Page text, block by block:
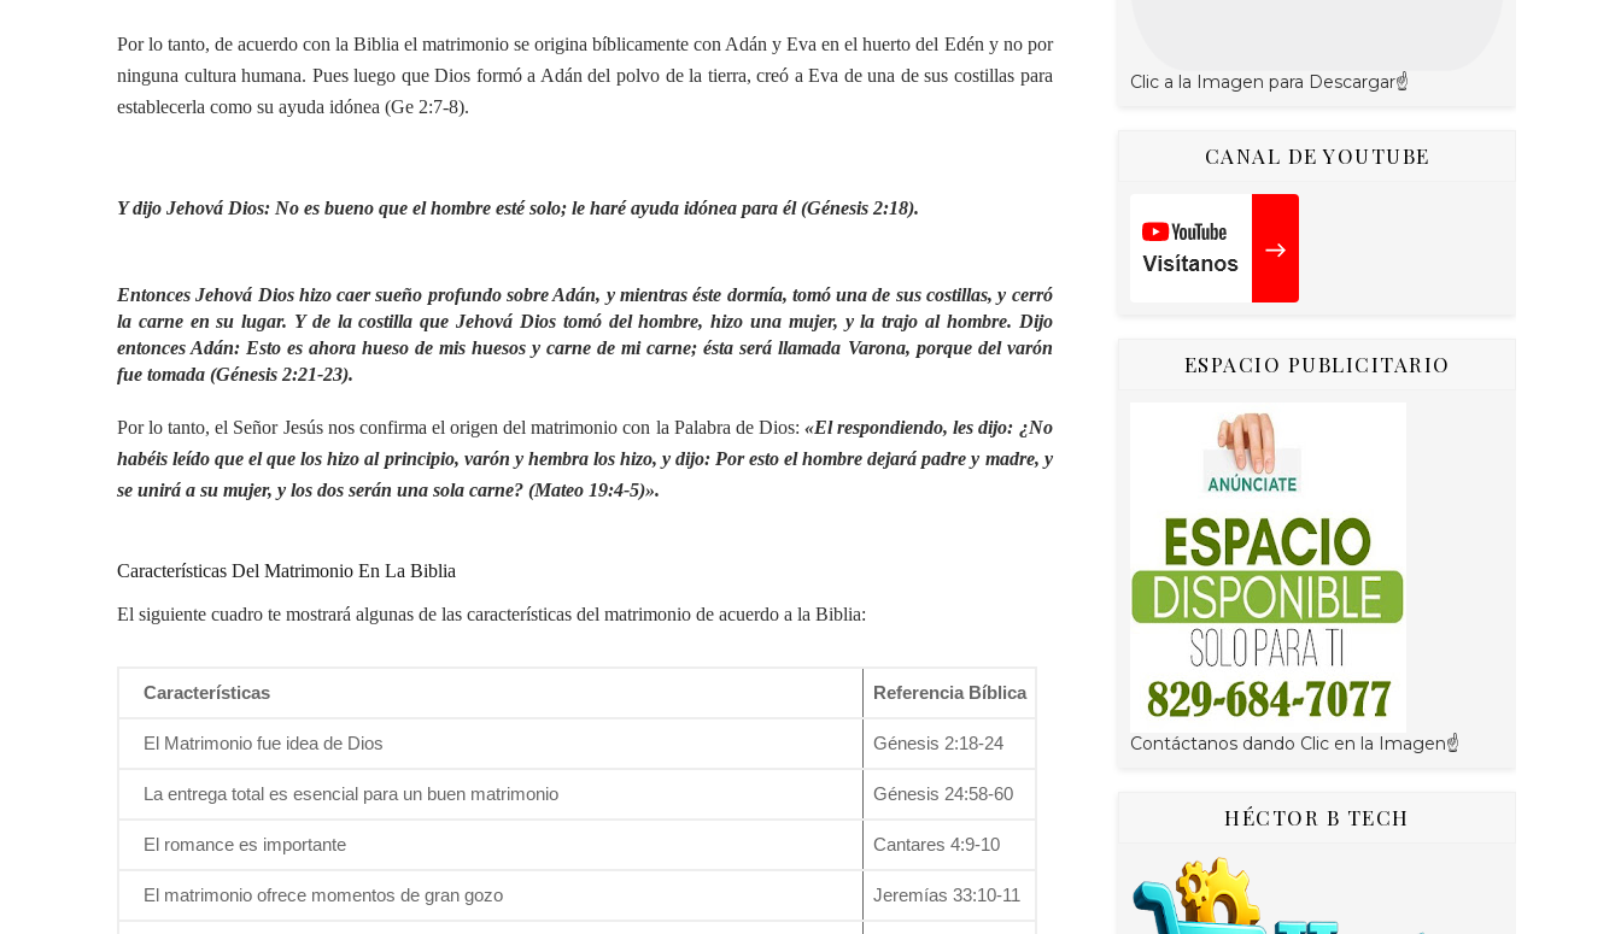
Por lo tanto, de acuerdo con la Biblia el matrimonio se origina bíblicamente con Adán y Eva en el huerto del Edén y no por
ninguna cultura humana. Pues luego que Dios formó a Adán del polvo de la tierra, creó a Eva de una de sus costillas para
establecerla como su ayuda idónea (Ge 2:7-8).
Y dijo Jehová Dios: No es bueno que el hombre esté solo; le haré ayuda idónea para él (Génesis 2:18).
Entonces Jehová Dios hizo caer sueño profundo sobre Adán, y mientras éste dormía, tomó una de sus costillas, y cerró
la carne en su lugar. Y de la costilla que Jehová Dios tomó del hombre, hizo una mujer, y la trajo al hombre. Dijo
entonces Adán: Esto es ahora hueso de mis huesos y carne de mi carne; ésta será llamada Varona, porque del varón
fue tomada (Génesis 2:21-23).
Por lo tanto, el Señor Jesús nos confirma el origen del matrimonio con la Palabra de Dios:«El respondiendo, les dijo: ¿No
habéis leído que el que los hizo al principio, varón y hembra los hizo, y dijo: Por esto el hombre dejará padre y madre, y
se unirá a su mujer, y los dos serán una sola carne? (Mateo 19:4-5)».
Características Del Matrimonio En La Biblia
El siguiente cuadro te mostrará algunas de las características del matrimonio de acuerdo a la Biblia:
Características Referencia Bíblica
El Matrimonio fue idea de Dios Génesis 2:18-24
La entrega total es esencial para un buen matrimonio Génesis 24:58-60
El romance es importante Cantares 4:9-10
El matrimonio ofrece momentos de gran gozo Jeremías 33:10-11
Clic a la Imagen para Descargar☝
CANAL DE YOUTUBE
ESPACIO PUBLICITARIO
Contáctanos dando Clic en la Imagen☝
HÉCTOR B TECH